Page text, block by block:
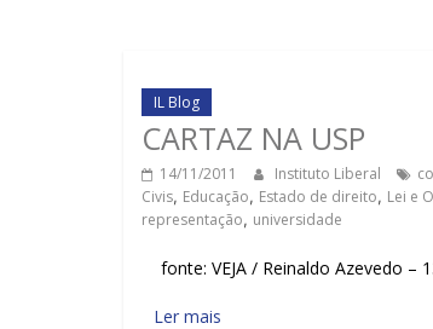
IL Blog
CARTAZ NA USP
14/11/2011 Instituto Liberal
Civis, Educação, Estado de direito, Lei e
representação, universidade
fonte: VEJA / Reinaldo Azevedo –
Ler mais